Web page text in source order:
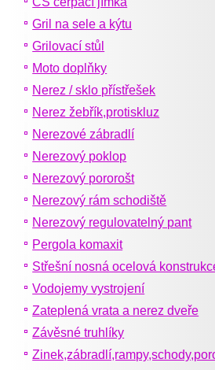
Gril na sele a kýtu
Grilovací stůl
Moto doplňky
Nerez / sklo přístřešek
Nerez žebřík,protiskluz
Nerezové zábradlí
Nerezový poklop
Nerezový pororošt
Nerezový rám schodiště
Nerezový regulovatelný pant
Pergola komaxit
Střešní nosná ocelová
Vodojemy vystrojení
Zateplená vrata a nerez dveře
Závěsné truhlíky